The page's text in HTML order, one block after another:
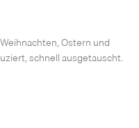
Ostern und
schnell ausgetauscht.